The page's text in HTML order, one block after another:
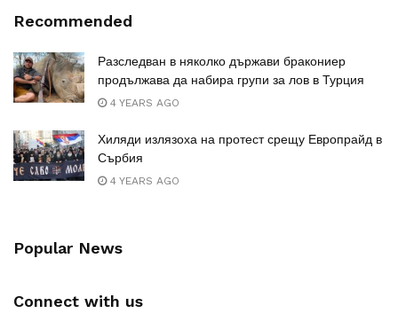
Recommended
Разследван в няколко държави бракониер
продължава да набира групи за лов в Турция
4 YEARS AGO
Хиляди излязоха на протест срещу Европрайд в
Сърбия
4 YEARS AGO
Popular News
Connect with us